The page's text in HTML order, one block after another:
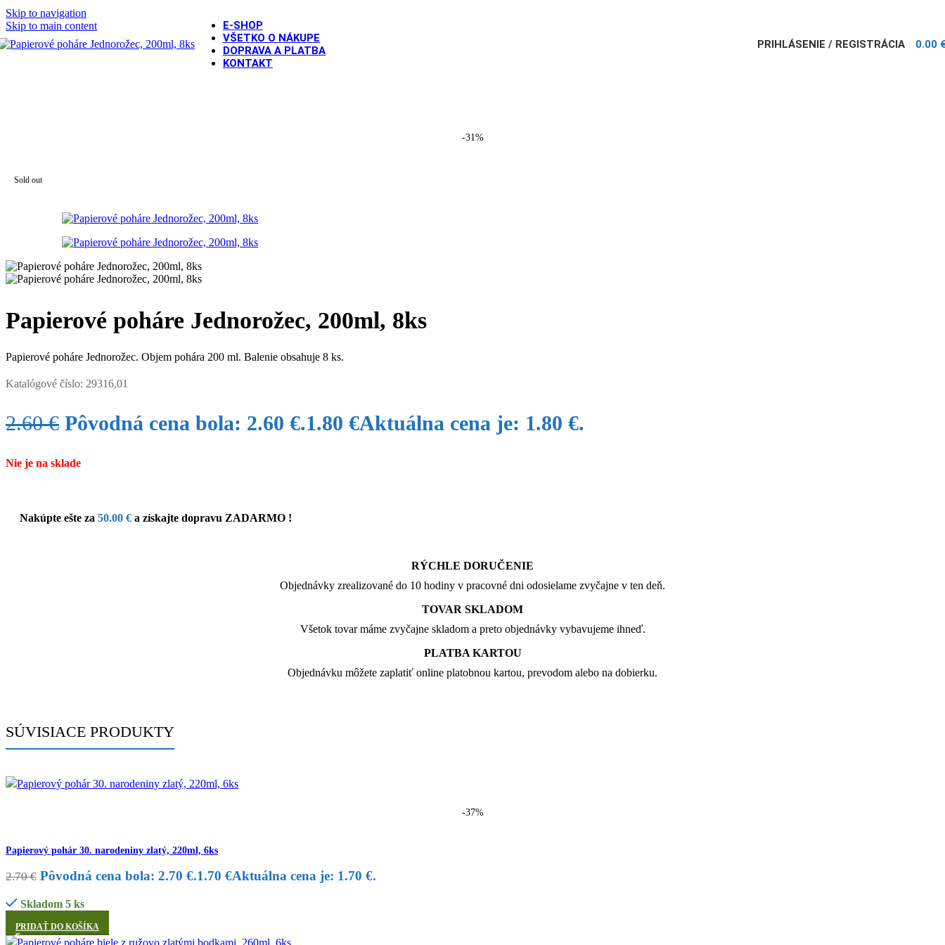
Skip to navigation
Skip to main content
E-SHOP
VŠETKO O NÁKUPE
DOPRAVA A PLATBA
KONTAKT
PRIHLÁSENIE / REGISTRÁCIA 0.00
-31%
Sold out
Papierové poháre Jednorožec, 200ml, 8ks
Papierové poháre Jednorožec. Objem pohára 200 ml. Balenie obsahuje 8 ks.
Katalógové číslo: 29316,01
2.60€ Pôvodná cena bola: 2.60 €.1.80 €Aktuálna cena je: 1.80 €.
Nie je na sklade
Nakúpte ešte za 50.00 € a získajte dopravu ZADARMO !
RÝCHLE DORUČENIE
Objednávky zrealizované do 10 hodiny v pracovné dni odosielame zvyčajne v ten deň.
TOVAR SKLADOM
Všetok tovar máme zvyčajne skladom a preto objednávky vybavujeme ihneď.
PLATBA KARTOU
Objednávku môžete zaplatiť online platobnou kartou, prevodom alebo na dobierku.
SÚVISIACE PRODUKTY
-37%
Papierový pohár 30. narodeniny zlatý, 220ml, 6ks
2.70€ Pôvodná cena bola: 2.70 €.1.70 €Aktuálna cena je: 1.70 €.
Skladom 5 ks
PRIDAŤ DO KOŠÍKA